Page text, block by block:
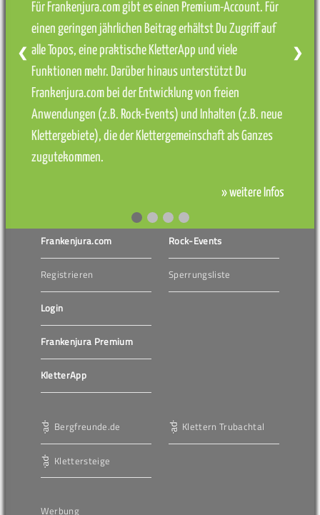
Für Frankenjura.com gibt es einen Premium-Account. Für
einen geringen jährlichen Beitrag erhältst Du Zugriff auf
alle Topos, eine praktische KletterApp und viele
Funktionen mehr. Darüber hinaus unterstützt Du
Frankenjura.com bei der Entwicklung von freien
Anwendungen (z.B. Rock-Events) und Inhalten (z.B. neue
Klettergebiete), die der Klettergemeinschaft als Ganzes
zugutekommen.
» weitere Infos
❮ ❯
Frankenjura.com
Registrieren
Login
Frankenjura Premium
KletterApp
Rock-Events
Sperrungsliste
Bergfreunde.de
Klettersteige
Klettern Trubachtal
Werbung